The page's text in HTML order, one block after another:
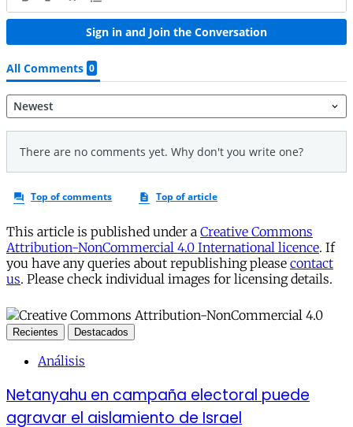
This article is published under a Creative Commons
Attribution-NonCommercial 4.0 International licence. If
you have any queries about republishing please contact
us. Please check individual images for licensing details.
Recientes Destacados
Análisis
Netanyahu en campaña electoral puede
agravar el aislamiento de Israel